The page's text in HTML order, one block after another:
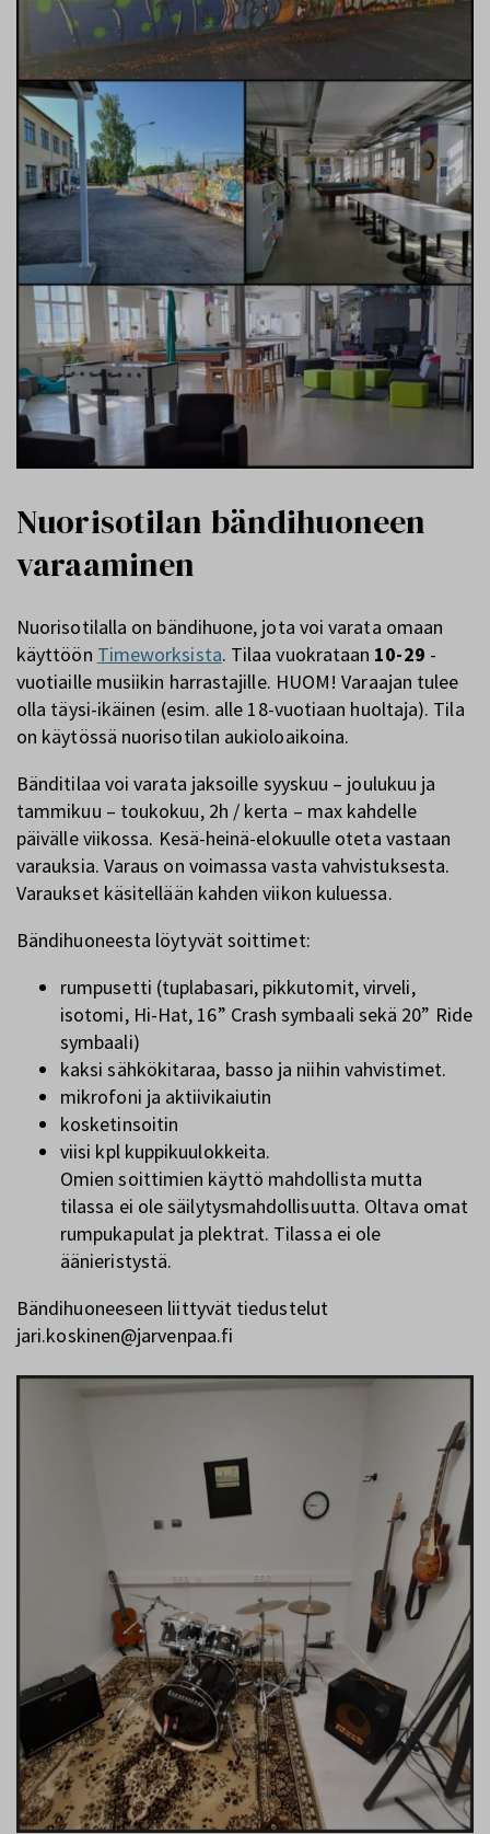
Nuorisotilan bändihuoneen
varaaminen
Nuorisotilalla on bändihuone, jota voi varata omaan
käyttöön Timeworksista. Tilaa vuokrataan 10-29 -
vuotiaille musiikin harrastajille. HUOM! Varaajan tulee
olla täysi-ikäinen (esim. alle 18-vuotiaan huoltaja). Tila
on käytössä nuorisotilan aukioloaikoina.
Bänditilaa voi varata jaksoille syyskuu – joulukuu ja
tammikuu – toukokuu, 2h / kerta – max kahdelle
päivälle viikossa. Kesä-heinä-elokuulle oteta vastaan
varauksia. Varaus on voimassa vasta vahvistuksesta.
Varaukset käsitellään kahden viikon kuluessa.
Bändihuoneesta löytyvät soittimet:
rumpusetti (tuplabasari, pikkutomit, virveli,
isotomi, Hi-Hat, 16” Crash symbaali sekä 20” Ride
symbaali)
kaksi sähkökitaraa, basso ja niihin vahvistimet.
mikrofoni ja aktiivikaiutin
kosketinsoitin
viisi kpl kuppikuulokkeita.
Omien soittimien käyttö mahdollista mutta
tilassa ei ole säilytysmahdollisuutta. Oltava omat
rumpukapulat ja plektrat. Tilassa ei ole
äänieristystä.
Bändihuoneeseen liittyvät tiedustelut
jari.koskinen@jarvenpaa.fi